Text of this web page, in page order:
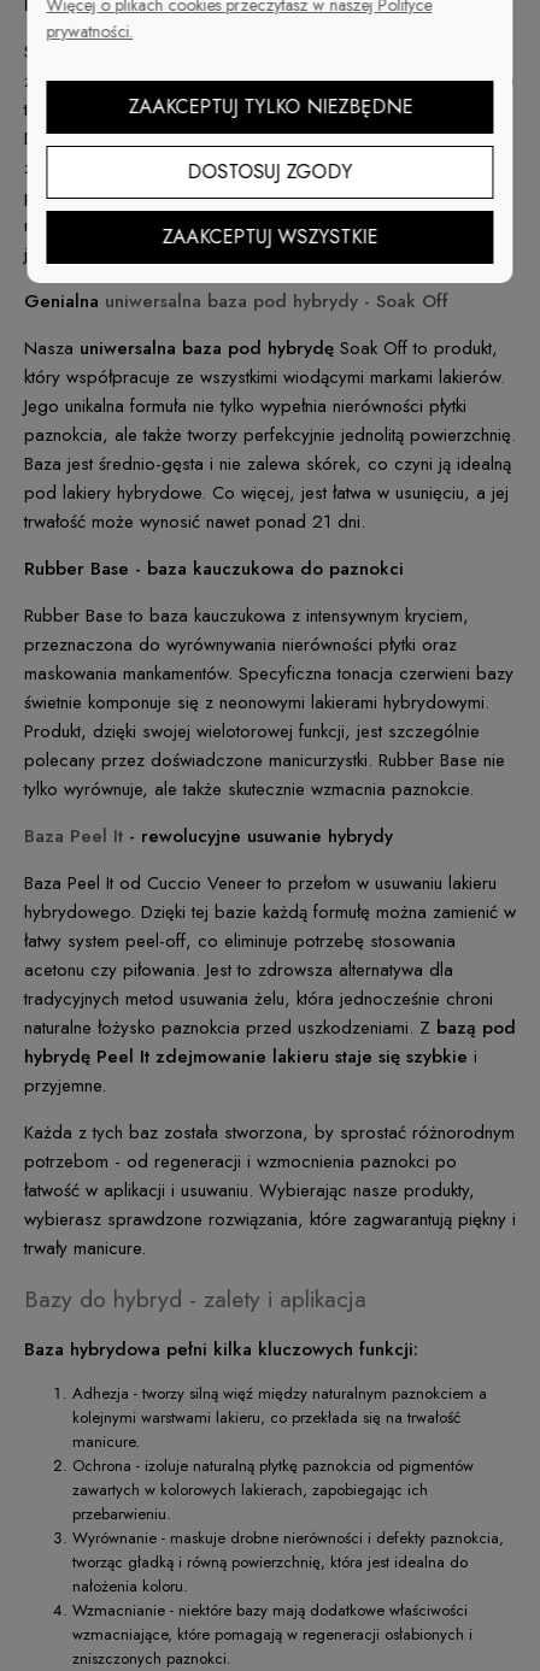
STARDORO Flexi Base to idealne rozwiązanie dla osób z
zniszczonymi i łamliwymi paznokciami. Produkt ten umożliwia nie
tylko wyrównanie płytki, ale także jej nadbudowę i przedłużenie.
Dzięki gęstej konsystencjibaza pod hybrydę nie spływa i nie
zalewa skórek
, co czyni aplikację wyjątkowo prostą i
precyzyjną. Baza STARDORO Flexi Base jest całkowicie
rozpuszczalna w płynie ECO, co ułatwia jej usunięcie,
jednocześnie zapewniając ochronę i wzmocnienie paznokci.
Genialna uniwersalna baza pod hybrydy - Soak Off
Nasza uniwersalna baza pod hybrydę Soak Off to produkt,
który współpracuje ze wszystkimi wiodącymi markami lakierów.
Jego unikalna formuła nie tylko wypełnia nierówności płytki
paznokcia, ale także tworzy perfekcyjnie jednolitą powierzchnię.
Baza jest średnio-gęsta i nie zalewa skórek, co czyni ją idealną
pod lakiery hybrydowe. Co więcej, jest łatwa w usunięciu, a jej
trwałość może wynosić nawet ponad 21 dni.
Rubber Base - baza kauczukowa do paznokci
Rubber Base to baza kauczukowa z intensywnym kryciem,
przeznaczona do wyrównywania nierówności płytki oraz
maskowania mankamentów. Specyficzna tonacja czerwieni bazy
świetnie komponuje się z neonowymi lakierami hybrydowymi.
Produkt, dzięki swojej wielotorowej funkcji, jest szczególnie
polecany przez doświadczone manicurzystki. Rubber Base nie
tylko wyrównuje, ale także skutecznie wzmacnia paznokcie.
Baza Peel It - rewolucyjne usuwanie hybrydy
Baza Peel It od Cuccio Veneer to przełom w usuwaniu lakieru
hybrydowego. Dzięki tej bazie każdą formułę można zamienić w
łatwy system peel-off, co eliminuje potrzebę stosowania
acetonu czy piłowania. Jest to zdrowsza alternatywa dla
tradycyjnych metod usuwania żelu, która jednocześnie chroni
naturalne łożysko paznokcia przed uszkodzeniami. Z bazą pod
hybrydę Peel It zdejmowanie lakieru staje się szybkie i
przyjemne.
Każda z tych baz została stworzona, by sprostać różnorodnym
potrzebom - od regeneracji i wzmocnienia paznokci po
łatwość w aplikacji i usuwaniu. Wybierając nasze produkty,
wybierasz sprawdzone rozwiązania, które zagwarantują piękny i
trwały manicure.
Bazy do hybryd - zalety i aplikacja
Baza hybrydowa pełni kilka kluczowych funkcji:
Adhezja - tworzy silną więź między naturalnym paznokciem a
kolejnymi warstwami lakieru, co przekłada się na trwałość
manicure.
Ochrona - izoluje naturalną płytkę paznokcia od pigmentów
zawartych w kolorowych lakierach, zapobiegając ich
przebarwieniu.
Wyrównanie - maskuje drobne nierówności i defekty paznokcia,
tworząc gładką i równą powierzchnię, która jest idealna do
nałożenia koloru.
Wzmacnianie - niektóre bazy mają dodatkowe właściwości
wzmacniające, które pomagają w regeneracji osłabionych i
zniszczonych paznokci.
prywatności.
ZAAKCEPTUJ TYLKO NIEZBĘDNE
DOSTOSUJ ZGODY
ZAAKCEPTUJ WSZYSTKIE